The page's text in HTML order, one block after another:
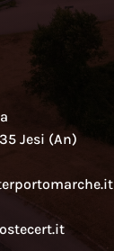
Jesi (An)